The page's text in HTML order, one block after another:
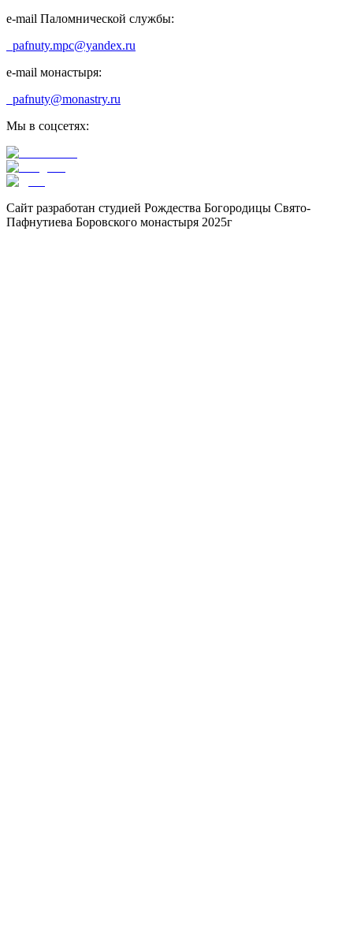
e-mail Паломнической службы:
pafnuty.mpc@yandex.ru
e-mail монастыря:
pafnuty@monastry.ru
Мы в соцсетях:
Сайт разработан студией Рождества Богородицы Свято-
Пафнутиева Боровского монастыря 2025г